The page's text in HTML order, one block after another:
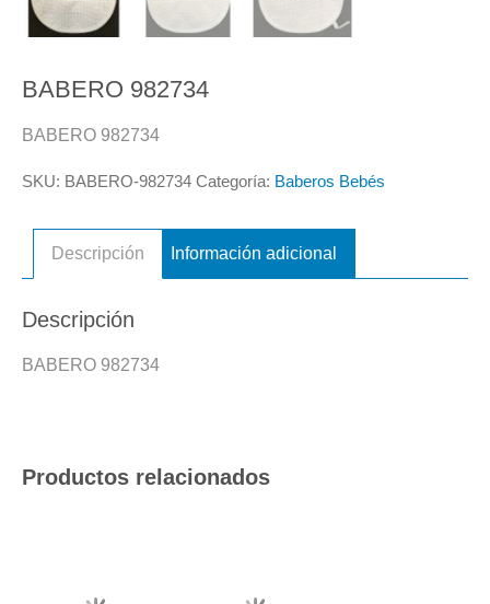
BABERO 982734
BABERO 982734
SKU: BABERO-982734 Categoría: Baberos Bebés
Descripción Información adicional
Descripción
BABERO 982734
Productos relacionados